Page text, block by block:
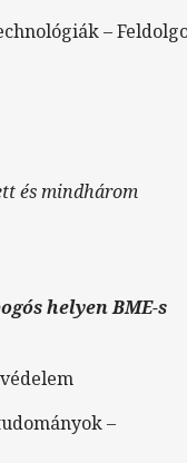
–
és mindhárom
helyen BME-s
–